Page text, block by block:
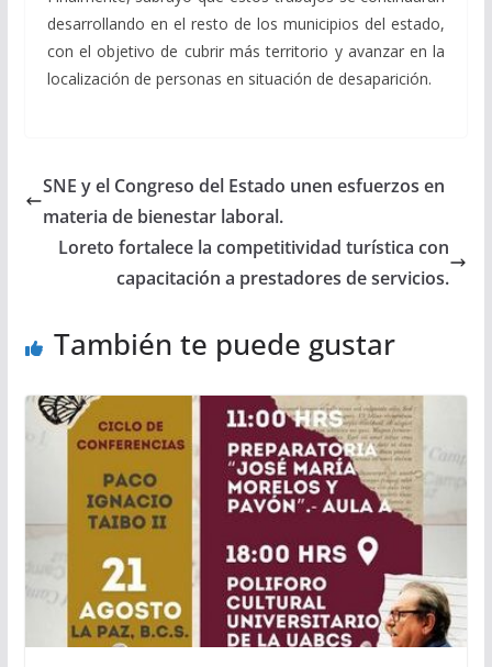
desarrollando en el resto de los municipios del estado,
con el objetivo de cubrir más territorio y avanzar en la
localización de personas en situación de desaparición.
SNE y el Congreso del Estado unen esfuerzos en
materia de bienestar laboral.
Loreto fortalece la competitividad turística con
capacitación a prestadores de servicios.
También te puede gustar